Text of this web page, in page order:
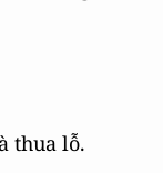
thua lỗ.